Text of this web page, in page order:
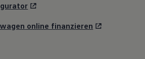
online finanzieren